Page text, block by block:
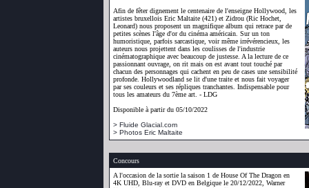
Afin de fêter dignement le centenaire de l'enseigne Hollywood, les
artistes bruxellois Eric Maltaite (421) et Zidrou (Ric Hochet,
Leonard) nous proposent un magnifique album qui retrace par de
petites scènes l'âge d'or du cinéma américain. Sur un ton
humoristique, parfois sarcastique, voir même irrévérencieux, les
auteurs nous projettent dans les coulisses de l'industrie
cinématographique avec beaucoup de justesse. A la lecture de ce
passionnant ouvrage, on rit mais on est avant tout touché par
chacun des personnages qui cachent en peu de cases une sensibilité
profonde. Hollywoodland se lit d'une traite et nous fait voyager
par ses couleurs et ses répliques tranchantes. Indispensable pour
tous les amateurs du 7ème art. - LDG
Disponible à partir du 05/10/2022
> Fluide Glacial.com
> Photos Eric Maltaite
Concours
A l'occasion de la sortie la saison 1 de House Of The Dragon en
4K UHD, Blu-ray et DVD en Belgique le 20/12/2022, Warner